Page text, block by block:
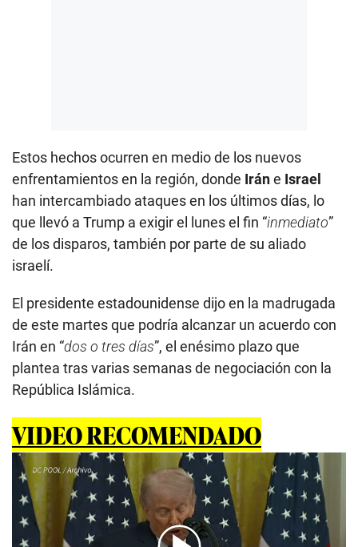
Estos hechos ocurren en medio de los nuevos
enfrentamientos en la región, donde Iráne Israel
han intercambiado ataques en los últimos días, lo
que llevó a Trump a exigir el lunes el fin “inmediato”
de los disparos, también por parte de su aliado
israelí.
El presidente estadounidense dijo en la madrugada
de este martes que podría alcanzar un acuerdo con
Irán en “dos o tres días”, el enésimo plazo que
plantea tras varias semanas de negociación con la
República Islámica.
VIDEO RECOMENDADO